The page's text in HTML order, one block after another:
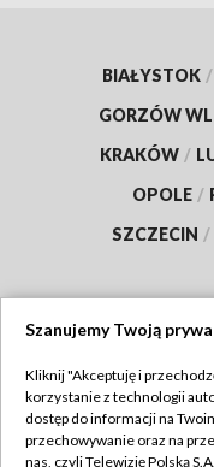
BIAŁYSTOK /
GORZÓW
KRAKÓW /
OPOLE /
SZCZECIN /
Abonament TVP
Szanujemy Twoją
Kliknij "Akceptuję i
korzystanie z technologii
dostęp do informacji na
przechowywanie oraz na
nas, czyli Telewizję Polską